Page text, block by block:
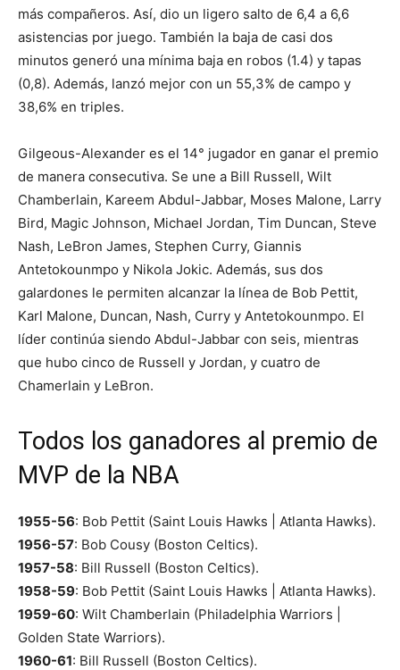
más compañeros. Así, dio un ligero salto de 6,4 a 6,6
asistencias por juego. También la baja de casi dos
minutos generó una mínima baja en robos (1.4) y tapas
(0,8). Además, lanzó mejor con un 55,3% de campo y
38,6% en triples.
Gilgeous-Alexander es el 14° jugador en ganar el premio
de manera consecutiva. Se une a Bill Russell, Wilt
Chamberlain, Kareem Abdul-Jabbar, Moses Malone, Larry
Bird, Magic Johnson, Michael Jordan, Tim Duncan, Steve
Nash, LeBron James, Stephen Curry, Giannis
Antetokounmpo y Nikola Jokic. Además, sus dos
galardones le permiten alcanzar la línea de Bob Pettit,
Karl Malone, Duncan, Nash, Curry y Antetokounmpo. El
líder continúa siendo Abdul-Jabbar con seis, mientras
que hubo cinco de Russell y Jordan, y cuatro de
Chamerlain y LeBron.
Todos los ganadores al premio de
MVP de la NBA
1955-56: Bob Pettit (Saint Louis Hawks | Atlanta Hawks).
1956-57: Bob Cousy (Boston Celtics).
1957-58: Bill Russell (Boston Celtics).
1958-59: Bob Pettit (Saint Louis Hawks | Atlanta Hawks).
1959-60: Wilt Chamberlain (Philadelphia Warriors |
Golden State Warriors).
1960-61: Bill Russell (Boston Celtics).